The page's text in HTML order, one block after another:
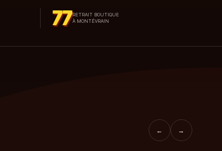
77RETRAIT BOUTIQUE
À MONTÉVRAIN
← →